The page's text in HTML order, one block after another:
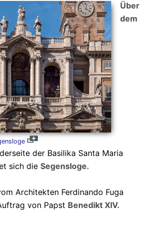
Über
dem
der Basilika Santa Maria
sich die Segensloge.
Architekten Ferdinando Fuga
von Papst Benedikt XIV.